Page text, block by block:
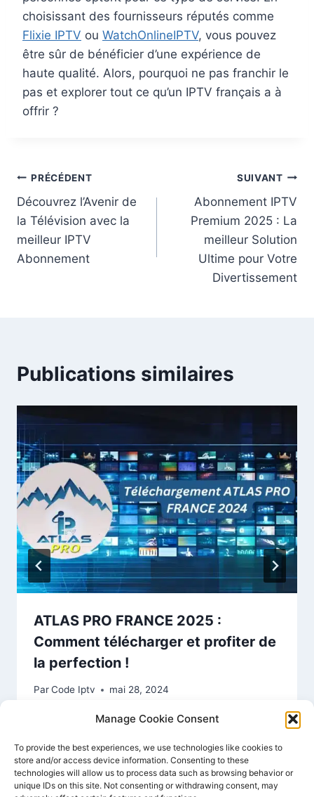
Manage Cookie Consent
To provide the best experiences, we use technologies like cookies to
store and/or access device information. Consenting to these
technologies will allow us to process data such as browsing behavior or
unique IDs on this site. Not consenting or withdrawing consent, may
choisissant des fournisseurs réputés comme
Flixie IPTV ou WatchOnlineIPTV, vous pouvez
être sûr de bénéficier d’une expérience de
haute qualité. Alors, pourquoi ne pas franchir le
pas et explorer tout ce qu’un IPTV français a à
offrir ?
PRÉCÉDENT
Découvrez l’Avenir de
la Télévision avec la
meilleur IPTV
Abonnement
SUIVANT
Abonnement IPTV
Premium 2025 : La
meilleur Solution
Ultime pour Votre
Divertissement
Publications similaires
ATLAS PRO FRANCE 2025 :
Comment télécharger et profiter de
la perfection !
ParCode Iptv mai 28, 2024